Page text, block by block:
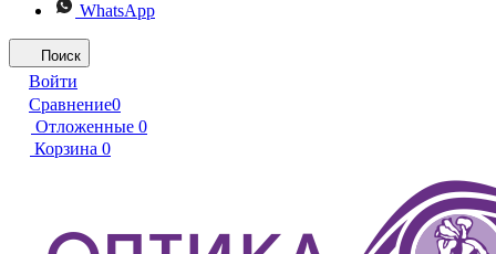
WhatsApp
Поиск
Войти
Сравнение0
Отложенные 0
Корзина 0